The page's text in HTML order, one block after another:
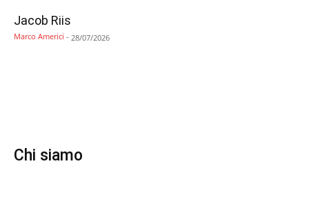
Jacob Riis
Marco Americi - 28/07/2026
Chi siamo